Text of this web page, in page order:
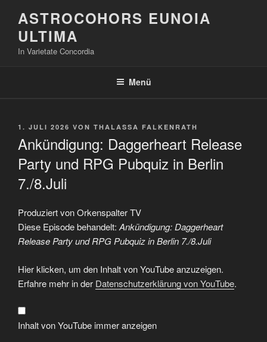
Inhalt
springen
ASTROCOHORS EUNOIA
ULTIMA
In Varietate Concordia
Menü
VERÖFFENTLICHT
1. JULI 2026 VON THALASSA FALKENRATH
Ankündigung: Daggerheart Release
Party und RPG Pubquiz in Berlin
7./8.Juli
Produziert von Orkenspalter TV
Diese Episode behandelt:Ankündigung: Daggerheart
Release Party und RPG Pubquiz in Berlin 7./8.Juli
„Ankündigung:
Daggerheart
Release
Party
RPG
Pubquiz
in
Berlin
Hier klicken, um den Inhalt von YouTube anzuzeigen.
Erfahre mehr in der Datenschutzerklärung von YouTube.
Inhalt von YouTube immer anzeigen